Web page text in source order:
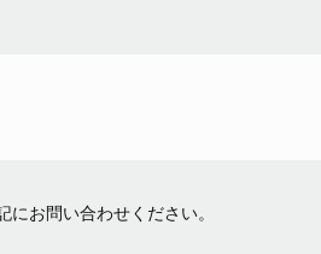
お問い合わせください。